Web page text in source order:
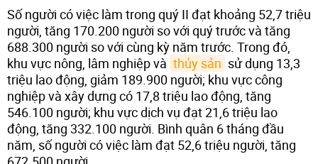
Số người có việc làm trong quý II đạt khoảng 52,7 triệu
người, tăng 170.200 người so với quý trước và tăng
688.300 người so với cùng kỳ năm trước. Trong đó,
khu vực nông, lâm nghiệp và thủy sản sử dụng 13,3
triệu lao động, giảm 189.900 người; khu vực công
nghiệp và xây dựng có 17,8 triệu lao động, tăng
546.100 người; khu vực dịch vụ đạt 21,6 triệu lao
động, tăng 332.100 người. Bình quân 6 tháng đầu
năm, số người có việc làm đạt 52,6 triệu người, tăng